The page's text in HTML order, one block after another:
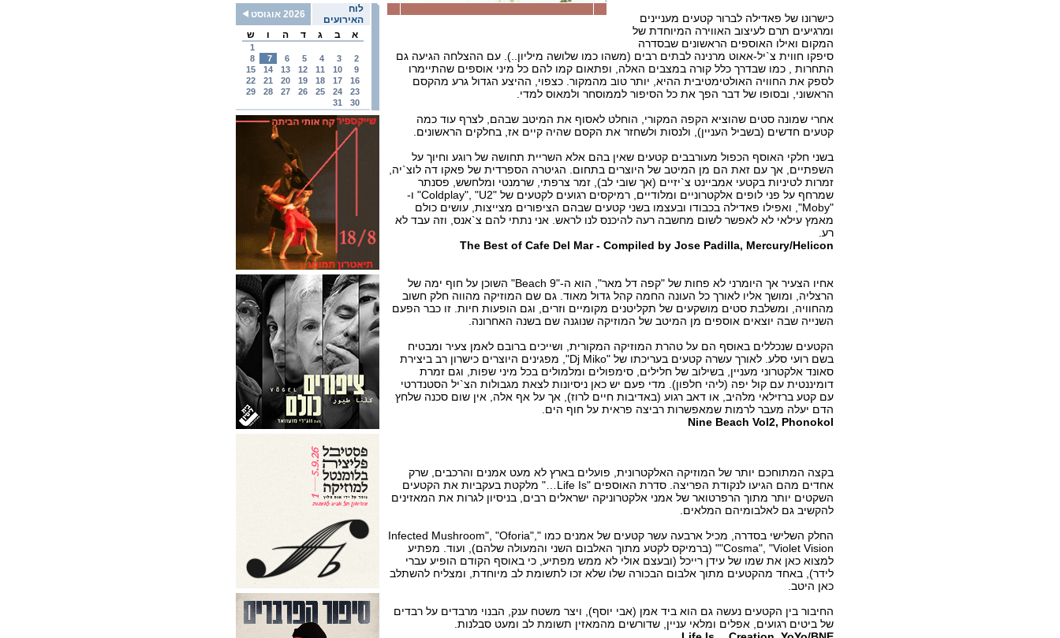
לוח
האירועים
2026 אוגוסט
א
ב ג ד ה ו ש
1
2
3
4
5
6
7
8
9
10
11
12
13
14
15
16
17
18
19
20
21
22
23
24
25
26
27
28
29
30
31
כישרונו של פאדילה לברור קטעים מעניינים
ומרגיעים תרם לעיצוב האווירה המיוחדת של
המקום ואילו האוספים הראשונים שבסדרה
סיפקו חווית צ`יל-אאוט מרנינה לבתים רבים (משהו כמו שלושה מיליון..). עם ההצלחה הגיעה גם
התחרות , כמו שבדרך כלל קורה במצבים האלה, ופתאום קמו להם כל מיני אוספים שהתיימרו
לספק את החוויה האולטימטיבית ההיא, יותר טוב מהמקור. כצפוי, ההיצע הגדול גרע מהקסם
הראשוני, ובסופו של דבר הפך את כל הסיפור לממוסחר ולמאוס למדי.
אחרי שמונה סטים שהוציא הקפה המקורי, הוחלט לאסוף את המיטב שבהם, לצרף עוד כמה
קטעים חדשים (בשביל העניין), ולנסות ולשחזר את הקסם שהיה קיים אז, בחלקים הראשונים.
בשני חלקי האוסף הכפול מעורבבים קטעים שאין בהם אלא השריית תחושה של רוגע וחיוך על
השפתיים, אך עם זאת הם מן המיטב של היוצרים בתחום. הגיטרה הספרדית של פאקו דה לוצ`יה,
זמרות לטיניות בקטעי אמביינט צ`יזיים (אך שובי לב), זמר צרפתי, שרמנטי ומלחשש, פסנתר
שמרחף על פני לופים אלקטרוניים ומלודיים, רמיקסים רגועים לקטעים של "Coldplay", "U2" ו-
"Moby", ואפילו פאדילה בכבודו ובעצמו בשני קטעים שבהם הציפורים מצייצות, עושים כולם
מאמץ עילאי לא לאפשר לשום מחשבה רעה להיכנס לנו לראש. אני נתתי להם צ`אנס, וזה עבד לא
רע.
The Best of Cafe Del Mar - Compiled by Jose Padilla, Mercury/Helicon
אחיו הצעיר אך היומרני לא פחות של "קפה דל מאר", הוא ה-"9 Beach" השוכן על חוף ימה של
הרצליה, ומושך אליו לאורך כל העונה החמה קהל גדול מאוד. גם שם המוזיקה מהווה חלק חשוב
מהחוויה, ומשלבת סטים מושקעים של תקליטנים מקומיים וזרים, וגם הופעות חיות. זו כבר הפעם
השנייה שבה יוצאים אוספים מן המיטב של המוזיקה שנוגנה שם בשנה האחרונה.
הקטעים שנכללים באוסף הם על טהרת המוזיקה המקורית, ושייכים ברובם לאמן צעיר ומבטיח
בשם רועי סלע. לאורך עשרה קטעים בעריכתו של "Dj Miko", מפגינים היוצרים כישרון רב ביצירת
סאונד אלקטרוני מעניין, בשילוב של חלילים, סימפולים ומלמולים בכל מיני שפות, וגם זמרת
דומיננטית עם קול יפה (ליהי חלפון). מדי פעם יש כאן ניסיונות לצאת מגבולות הצ`יל הסטנדרטי
עם קטע ברזילאי מלהיב, או דאב רגוע (באדיבות חיים לרוז), אך על אף אלה, אין שום סכנה שלחץ
הדם יעלה מעבר לרמות שמאפשרות רביצה פראית על חוף הים.
Nine Beach Vol2, Phonokol
בקצה המתוחכם יותר של המוזיקה האלקטרונית, פועלים בארץ לא מעט אמנים והרכבים, שרק
אחדים מהם הגיעו לנקודת הפריצה. סדרת האוספים "Life Is…" מלקטת בעקביות את הקטעים
השקטים יותר מתוך הרפרטואר של אמני אלקטרוניקה ישראלים רבים, בניסיון לגרות את המאזינים
להקשיב גם לאלבומיהם המלאים.
החלק השלישי בסדרה, מכיל ארבעה עשר קטעים של אמנים כמו "Infected Mushroom", "Oforia",
"Cosma", "Violet Vision" (ברמיקס לקטע מתוך האלבום השני והמעולה שלהם), ועוד. מפתיע
למצוא כאן את שמו של עידן רייכל (ובעצם אולי לא ממש מפתיע, כי באוסף הקודם הופיע עברי
לידר), באחד מהקטעים מתוך אלבום הבכורה שלו שלא זכו לתשומת לב מיוחדת, ומצליח להשתלב
כאן היטב.
החיבור בין הקטעים נעשה גם הוא ביד אמן (אבי יוסף), ויצר משטח ענק, הבנוי מרבדים על רבדים
של ביטים רגועים, אפלים ומלאי עניין, שדורשים מהמאזין תשומת לב ומעט סבלנות.